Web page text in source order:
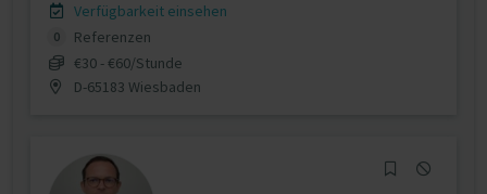
Verfügbarkeit einsehen
0
Referenzen
€30 - €60/Stunde
D-65183 Wiesbaden